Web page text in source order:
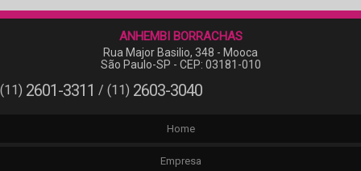
ANHEMBI BORRACHAS
Rua Major Basilio, 348 - Mooca
São Paulo-SP - CEP: 03181-010
(11) 2601-3311 / (11) 2603-3040
Home
Empresa